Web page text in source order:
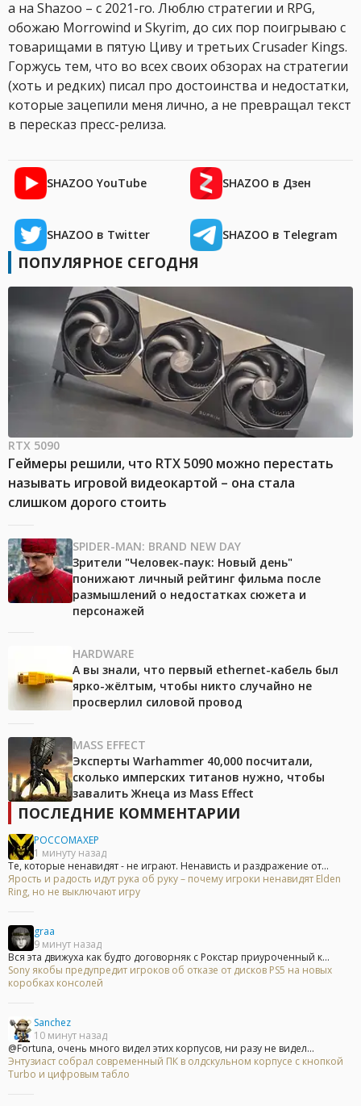
а на Shazoo – с 2021-го. Люблю стратегии и RPG,
обожаю Morrowind и Skyrim, до сих пор поигрываю с
товарищами в пятую Циву и третьих Crusader Kings.
Горжусь тем, что во всех своих обзорах на стратегии
(хоть и редких) писал про достоинства и недостатки,
которые зацепили меня лично, а не превращал текст
в пересказ пресс-релиза.
SHAZOO YouTube SHAZOO в Дзен
SHAZOO в Twitter SHAZOO в Telegram
ПОПУЛЯРНОЕ СЕГОДНЯ
RTX 5090
Геймеры решили, что RTX 5090 можно перестать
называть игровой видеокартой – она стала
слишком дорого стоить
SPIDER-MAN: BRAND NEW DAY
Зрители "Человек-паук: Новый день"
понижают личный рейтинг фильма после
размышлений о недостатках сюжета и
персонажей
HARDWARE
А вы знали, что первый ethernet-кабель был
ярко-жёлтым, чтобы никто случайно не
просверлил силовой провод
MASS EFFECT
Эксперты Warhammer 40,000 посчитали,
сколько имперских титанов нужно, чтобы
завалить Жнеца из Mass Effect
ПОСЛЕДНИЕ КОММЕНТАРИИ
POCCOMAXEP
1 минуту назад
Те, которые ненавидят - не играют. Ненависть и раздражение от...
Ярость и радость идут рука об руку – почему игроки ненавидят Elden
Ring, но не выключают игру
graa
9 минут назад
Вся эта движуха как будто договорняк с Рокстар приуроченный к...
Sony якобы предупредит игроков об отказе от дисков PS5 на новых
коробках консолей
Sanchez
10 минут назад
@Fortuna, очень много видел этих корпусов, ни разу не видел...
Энтузиаст собрал современный ПК в олдскульном корпусе с кнопкой
Turbo и цифровым табло